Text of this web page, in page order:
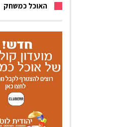
האוכל כמשחק